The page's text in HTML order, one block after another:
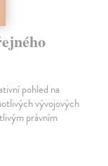
pohled na
vývojových
právním